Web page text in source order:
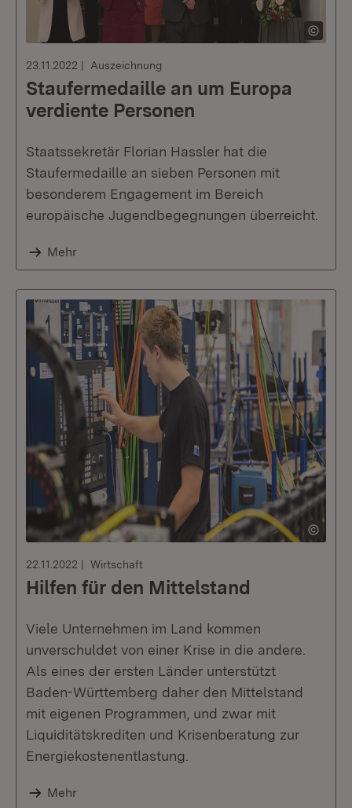
23.11.2022 Auszeichnung
Staufermedaille an um Europa
verdiente Personen
Staatssekretär Florian Hassler hat die
Staufermedaille an sieben Personen mit
besonderem Engagement im Bereich
europäische Jugendbegegnungen überreicht.
Mehr
22.11.2022 Wirtschaft
Hilfen für den Mittelstand
Viele Unternehmen im Land kommen
unverschuldet von einer Krise in die andere.
Als eines der ersten Länder unterstützt
Baden-Württemberg daher den Mittelstand
mit eigenen Programmen, und zwar mit
Liquiditätskrediten und Krisenberatung zur
Energiekostenentlastung.
Mehr